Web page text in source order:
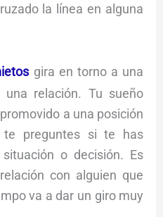
la línea en alguna
gira en torno a una
relación. Tu sueño
a una posición
te preguntes si te has
o decisión. Es
con alguien que
va a dar un giro muy